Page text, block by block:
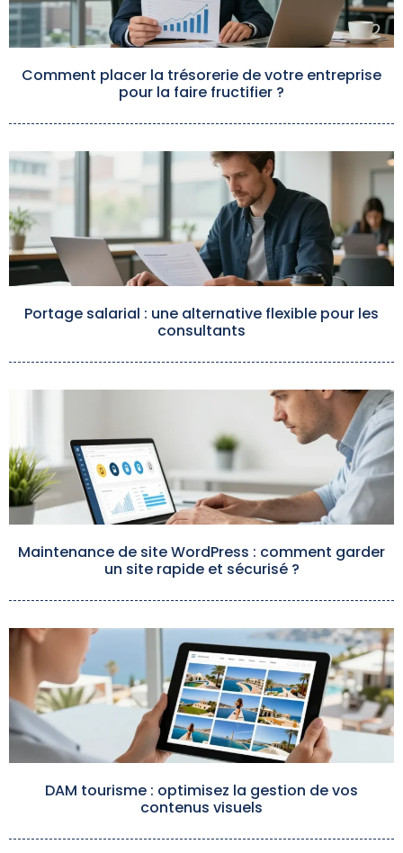
Comment placer la trésorerie de votre entreprise
pour la faire fructifier ?
Portage salarial : une alternative flexible pour les
consultants
Maintenance de site WordPress : comment garder
un site rapide et sécurisé ?
DAM tourisme : optimisez la gestion de vos
contenus visuels